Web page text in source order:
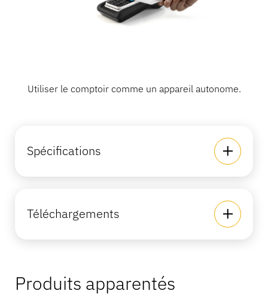
Utiliser le comptoir comme un appareil autonome.
Spécifications
Téléchargements
Produits apparentés